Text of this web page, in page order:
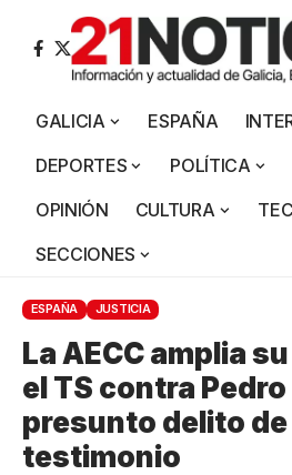
GALICIA ESPAÑA
DEPORTES
POLÍTICA
OPINIÓN
CULTURA
SECCIONES
ESPAÑA JUSTICIA
La AECC amplia
el TS contra
presunto delito
testimonio